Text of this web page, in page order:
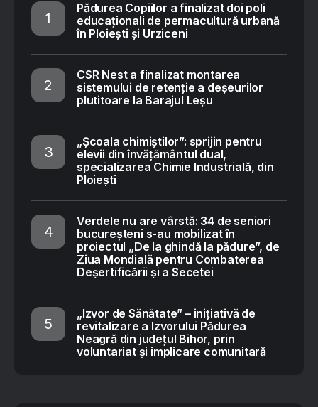
Pădurea Copiilor a finalizat doi poli
educaționali de permacultură urbană
în Ploiești și Urziceni
CSR Nest a finalizat montarea
sistemului de retenție a deșeurilor
plutitoare la Barajul Leșu
„Școala chimiștilor”: sprijin pentru
elevii din învățământul dual,
specializarea Chimie Industrială, din
Ploiești
Verdele nu are vârstă: 34 de seniori
bucureșteni s-au mobilizat în
proiectul „De la ghindă la pădure”, de
Ziua Mondială pentru Combaterea
Deșertificării și a Secetei
„Izvor de Sănătate” – inițiativă de
revitalizare a Izvorului Pădurea
Neagră din județul Bihor, prin
voluntariat și implicare comunitară